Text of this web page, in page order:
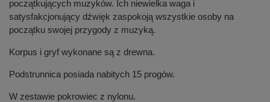
początkujących muzyków. Ich niewielka waga i
satysfakcjonujący dźwięk zaspokoją wszystkie osoby na
początku swojej przygody z muzyką.
Korpus i gryf wykonane są z drewna.
Podstrunnica posiada nabitych 15 progów.
W zestawie pokrowiec z nylonu.